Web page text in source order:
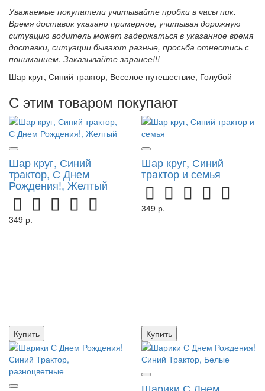
Уважаемые покупатели учитывайте пробки в часы пик.
Время доставок указано примерное, учитывая дорожную
ситуацию водитель может задержаться в указанное время
доставки, ситуации бывают разные, просьба отнестись с
пониманием. Заказывайте заранее!!!
Шар круг, Синий трактор, Веселое путешествие, Голубой
С этим товаром покупают
Шар круг, Синий
трактор, С Днем
Рождения!, Желтый
349 р.
Купить
Шар круг, Синий
трактор и семья
349 р.
Купить
Шарики С Днем